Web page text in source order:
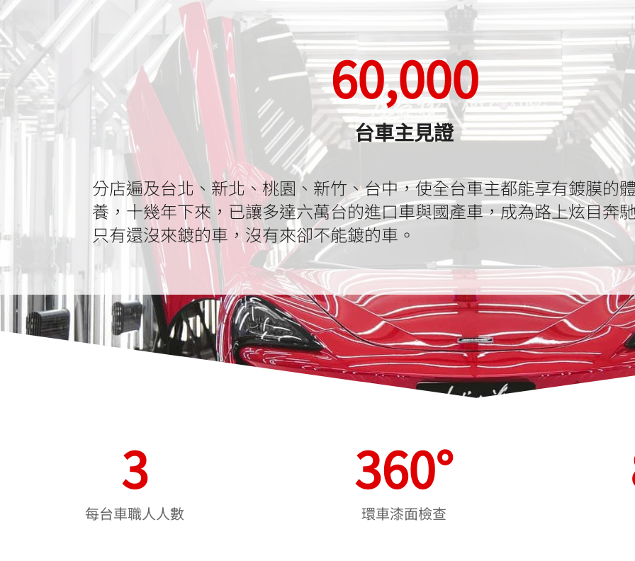
台車主見證
60,000
分店遍及台北、新北、桃園、新竹、台中，使全台車主都能享有鍍膜的
養，十幾年下來，已讓多達六萬台的進口車與國產車，成為路上炫目奔
只有還沒來鍍的車，沒有來卻不能鍍的車。
每台車職人人數
3
環車漆面檢查
360°